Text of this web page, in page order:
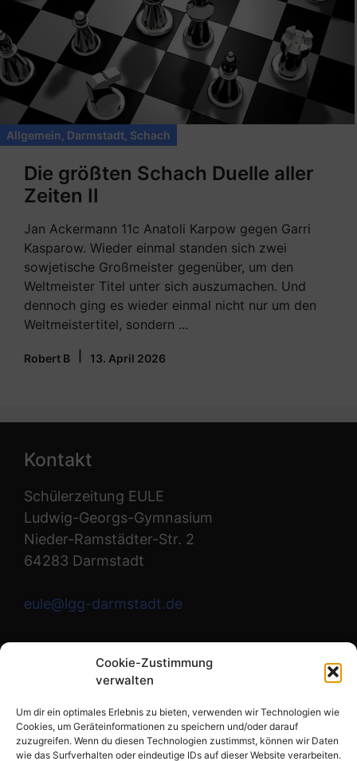
Cookie-Zustimmung
verwalten
Um dir ein optimales Erlebnis zu bieten, verwenden wir Technologien wie
Cookies, um Geräteinformationen zu speichern und/oder darauf
zuzugreifen. Wenn du diesen Technologien zustimmst, können wir Daten
wie das Surfverhalten oder eindeutige IDs auf dieser Website verarbeiten.
Allgemein Darmstadt Schach
Die größten Schach Duelle aller
Zeiten II
Jan Ackermann 11c Anatoli Karpow gegen Garri
Kasparow. Wieder einmal standen sich zwei
sowjetische Großmeister gegenüber, um den
Weltmeister Titel unter sich auszumachen. Und
dennoch ging es wieder einmal nicht nur um den
Weltmeistertitel, sondern ...
Robert B 13. April 2026
Kontakt
Schülerzeitung EULE
Ludwig-Georgs-Gymnasium
Nieder-Ramstädter-Str. 2
64283 Darmstadt
eule@lgg-darmstadt.de
Wir sind die Redaktion.
Instagram